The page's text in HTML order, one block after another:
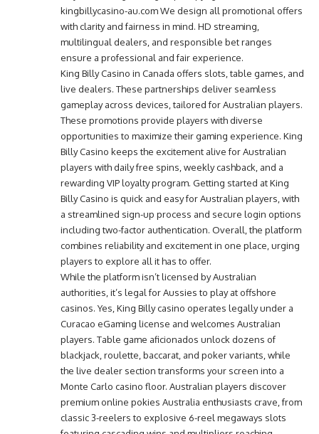
kingbillycasino-au.com We design all promotional offers
with clarity and fairness in mind. HD streaming,
multilingual dealers, and responsible bet ranges
ensure a professional and fair experience.
King Billy Casino in Canada offers slots, table games, and
live dealers. These partnerships deliver seamless
gameplay across devices, tailored for Australian players.
These promotions provide players with diverse
opportunities to maximize their gaming experience. King
Billy Casino keeps the excitement alive for Australian
players with daily free spins, weekly cashback, and a
rewarding VIP loyalty program. Getting started at King
Billy Casino is quick and easy for Australian players, with
a streamlined sign-up process and secure login options
including two-factor authentication. Overall, the platform
combines reliability and excitement in one place, urging
players to explore all it has to offer.
While the platform isn’t licensed by Australian
authorities, it’s legal for Aussies to play at offshore
casinos. Yes, King Billy casino operates legally under a
Curacao eGaming license and welcomes Australian
players. Table game aficionados unlock dozens of
blackjack, roulette, baccarat, and poker variants, while
the live dealer section transforms your screen into a
Monte Carlo casino floor. Australian players discover
premium online pokies Australia enthusiasts crave, from
classic 3-reelers to explosive 6-reel megaways slots